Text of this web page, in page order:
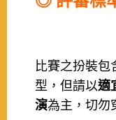
比賽之扮裝包
型，但請以適
演為主，切勿